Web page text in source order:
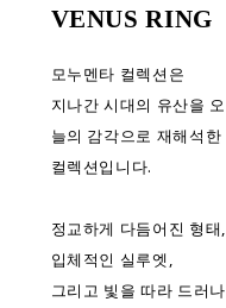
VENUS RING
모누멘타 컬렉션은
지나간 시대의 유산을 오
늘의 감각으로 재해석한
컬렉션입니다.
정교하게 다듬어진 형태,
입체적인 실루엣,
그리고 빛을 따라 드러나